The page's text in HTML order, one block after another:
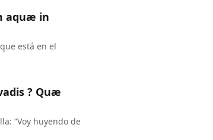
aquæ in
está en el
? Quæ
“Voy huyendo de